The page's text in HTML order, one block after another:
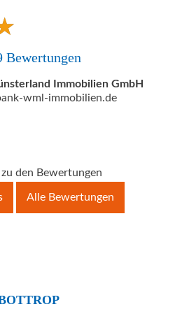
Bewertungen
Immobilien GmbH
wml-immobilien.de
den Bewertungen
Alle Bewertungen